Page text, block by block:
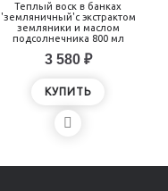
Теплый воск в банках
'земляничный'с экстрактом
земляники и маслом
подсолнечника 800 мл
3 580 ₽
КУПИТЬ